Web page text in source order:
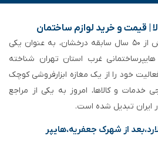
| قیمت و خرید لوازم ساختمان
هایپر ساختمانی خاجی‌ با بیش از ۵۰ سال سابقه‌ درخشان، به عنوان یکی
غرب استان تهران شناخته
خود را از یک مغازه ابزارفروشی کوچک
خدمات و کالاها، امروز به یکی از مراجع
تبدیل شده است.
از شهرک جعفریه،هایپر